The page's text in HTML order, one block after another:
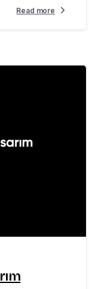
Read more